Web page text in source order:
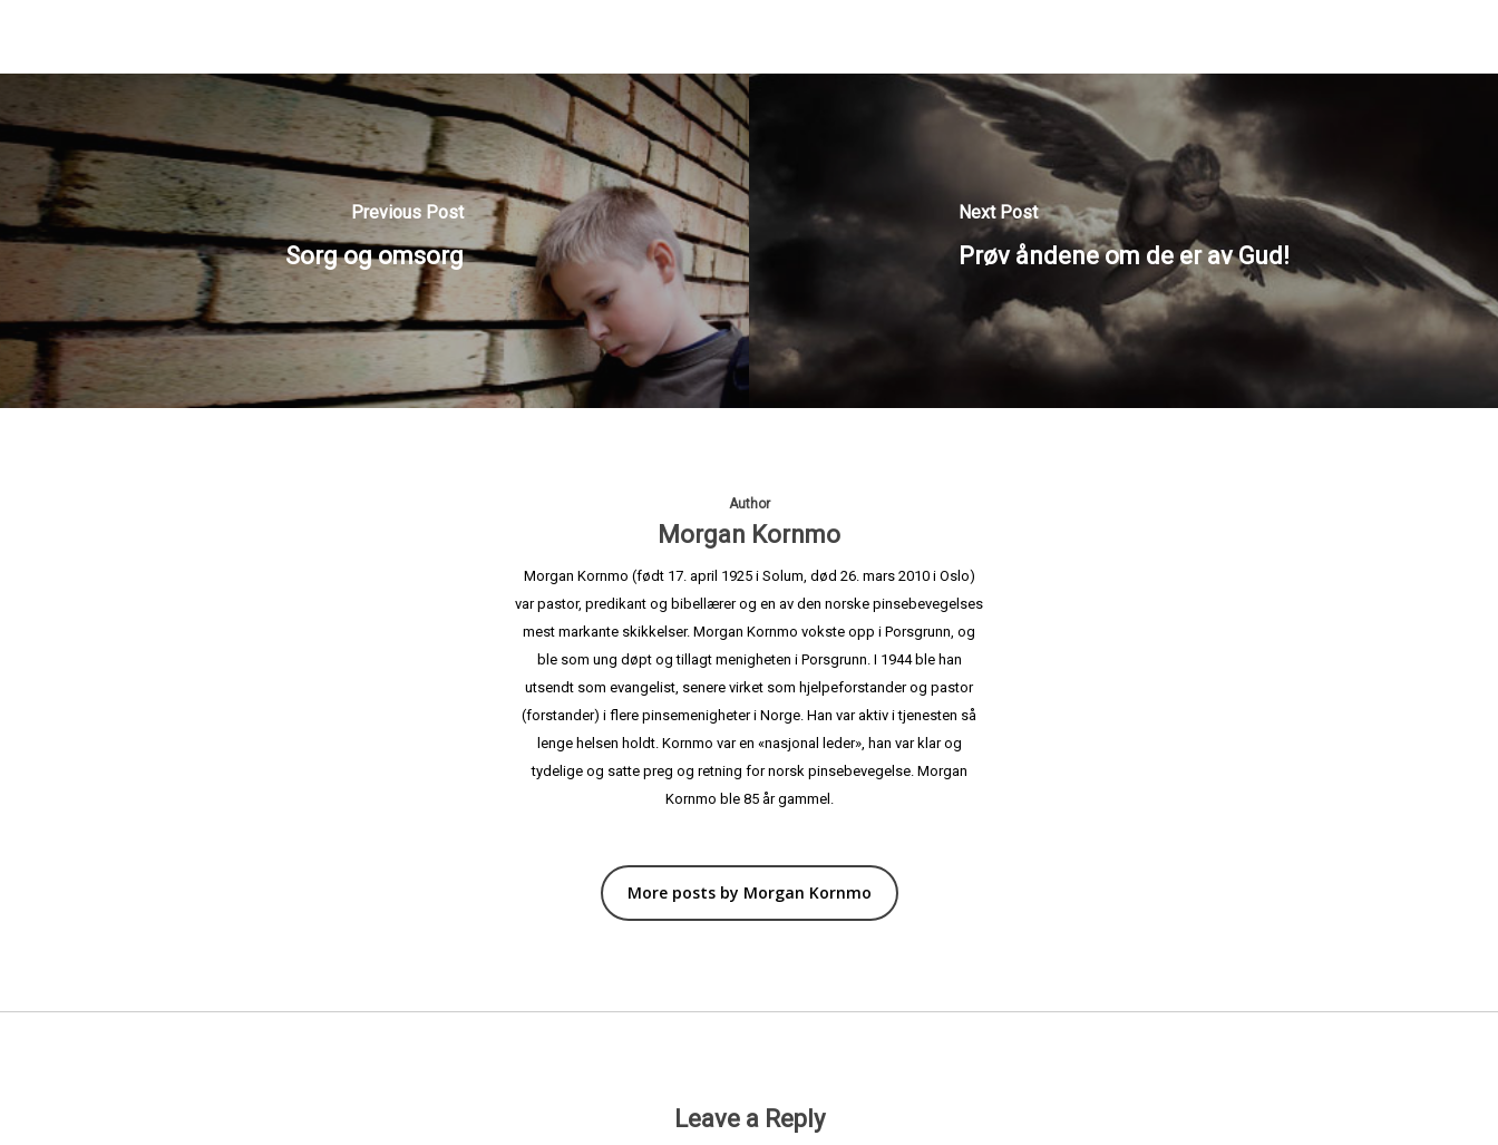
Previous Post
Sorg og omsorg
Next Post
Prøv åndene om de er av Gud!
Author
Morgan Kornmo
Morgan Kornmo (født 17. april 1925 i Solum, død 26. mars 2010 i Oslo)
var pastor, predikant og bibellærer og en av den norske pinsebevegelses
mest markante skikkelser. Morgan Kornmo vokste opp i Porsgrunn, og
ble som ung døpt og tillagt menigheten i Porsgrunn. I 1944 ble han
utsendt som evangelist, senere virket som hjelpeforstander og pastor
(forstander) i flere pinsemenigheter i Norge. Han var aktiv i tjenesten så
lenge helsen holdt. Kornmo var en «nasjonal leder», han var klar og
tydelige og satte preg og retning for norsk pinsebevegelse. Morgan
Kornmo ble 85 år gammel.
More posts by Morgan Kornmo
Leave a Reply